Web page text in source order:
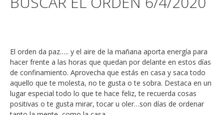
El orden da paz….. y el aire de la mañana aporta energía para
hacer frente a las horas que quedan por delante en estos días
de confinamiento. Aprovecha que estás en casa y saca todo
aquello que te molesta, no te gusta o te sobra. Destaca en un
lugar especial todo lo que te hace feliz, te recuerda cosas
positivas o te gusta mirar, tocar u oler…son días de ordenar